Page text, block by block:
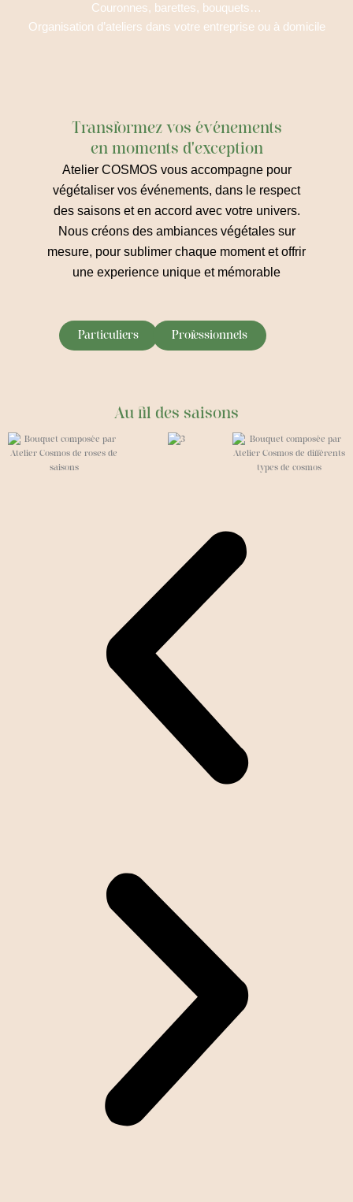
Couronnes, barettes, bouquets…
Organisation d’ateliers dans votre entreprise ou à domicile
Transformez vos événements
en moments d'exception
Atelier COSMOS vous accompagne pour
végétaliser vos événements, dans le respect
des saisons et en accord avec votre univers.
Nous créons des ambiances végétales sur
mesure, pour sublimer chaque moment et offrir
une experience unique et mémorable
Particuliers Professionnels
Au fil des saisons